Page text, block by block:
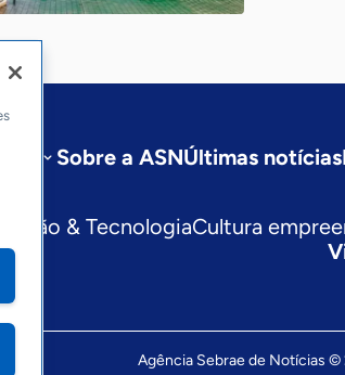
Sobre a ASNÚltimas notícias
& TecnologiaCultura
Agência Sebrae de Notícias ©